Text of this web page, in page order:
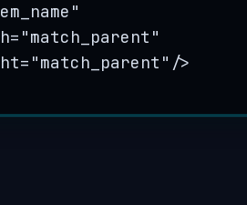
"
= "match_parent "
= "match_parent " />